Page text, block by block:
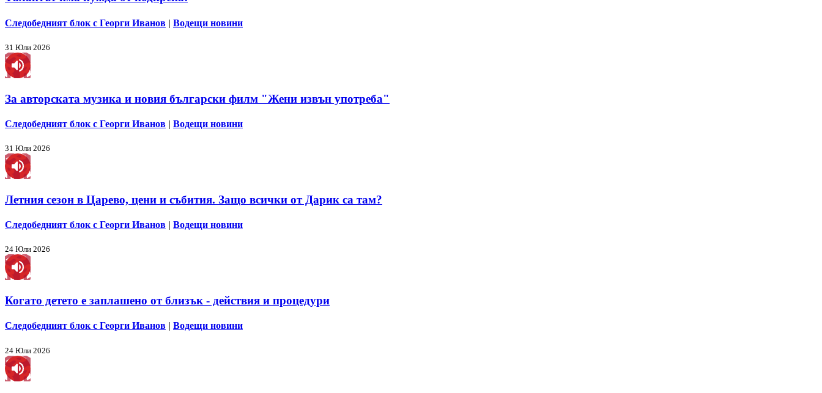
Следобедният блок с Георги Иванов | Водещи новини
31 Юли 2026
За авторската музика и новия български филм "Жени извън употреба"
Следобедният блок с Георги Иванов | Водещи новини
31 Юли 2026
Летния сезон в Царево, цени и събития. Защо всички от Дарик са там?
Следобедният блок с Георги Иванов | Водещи новини
24 Юли 2026
Когато детето е заплашено от близък - действия и процедури
Следобедният блок с Георги Иванов | Водещи новини
24 Юли 2026